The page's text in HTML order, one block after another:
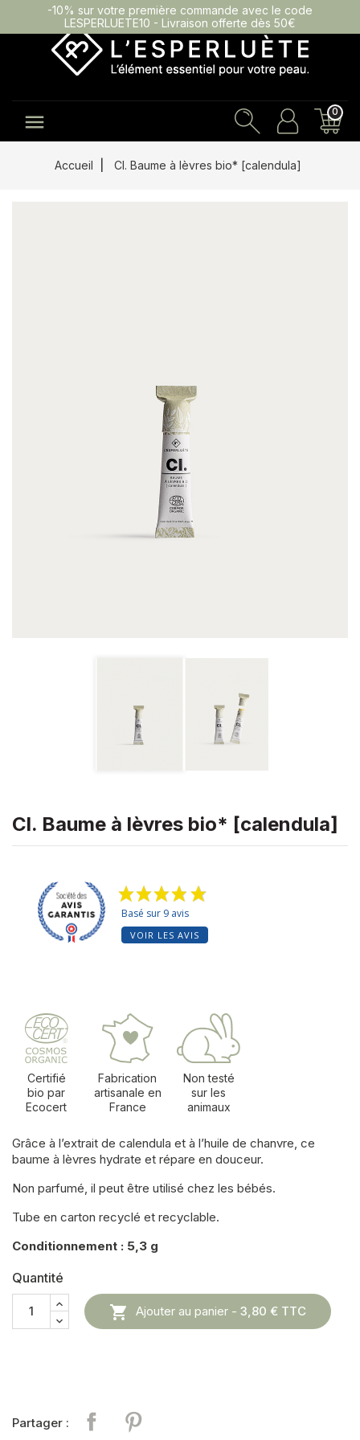
 0
Accueil Cl. Baume à lèvres bio* [calendula]
Cl. Baume à lèvres bio* [calendula]
Basé sur 9 avis
VOIR LES AVIS
Certifié
bio par
Ecocert
Fabrication
artisanale en
France
Non testé
sur les
animaux
Grâce à l’extrait de calendula et à l’huile de chanvre, ce
baume à lèvres hydrate et répare en douceur.
Non parfumé, il peut être utilisé chez les bébés.
Tube en carton recyclé et recyclable.
Conditionnement : 5,3 g
Quantité
 Ajouter au panier - 3,80 € TTC
Partager :
Partager
-10% sur votre première commande avec le code
LESPERLUETE10 - Livraison offerte dès 50€